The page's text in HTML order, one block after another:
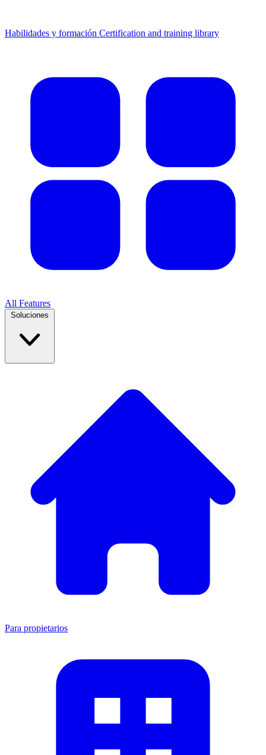
Habilidades y formación Certification and training library
All Features
Para propietarios